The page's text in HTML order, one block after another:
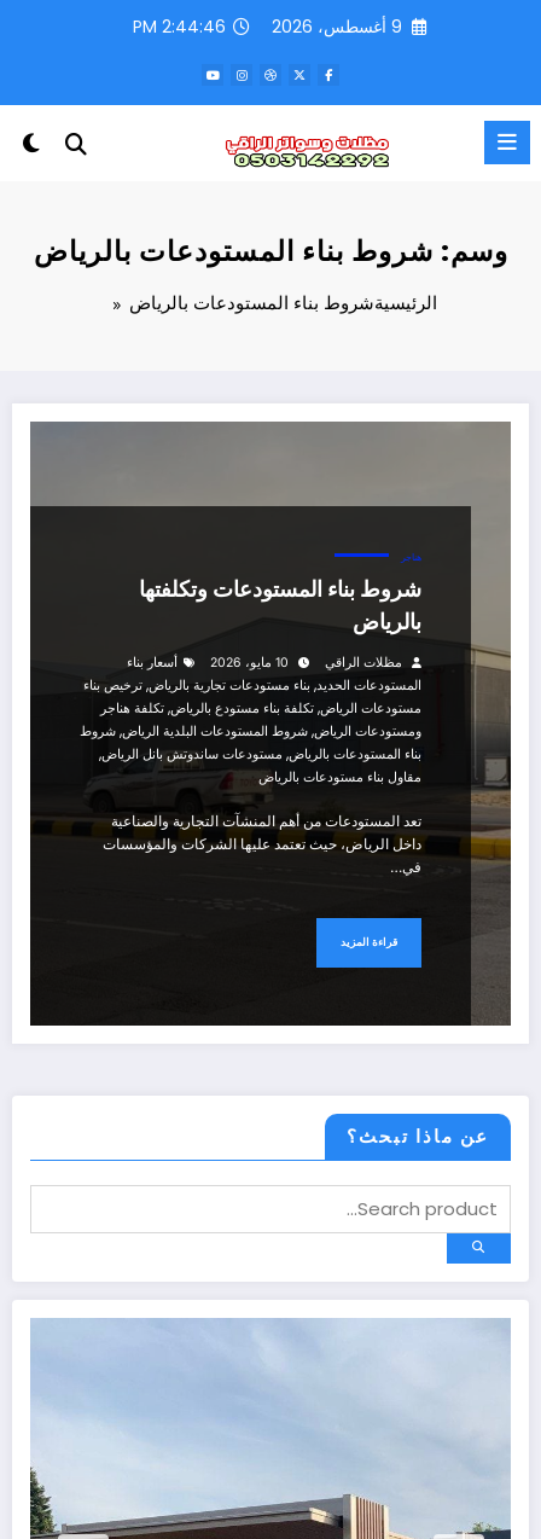
9 أغسطس، 2026 2:44:46 PM
وسم: شروط بناء المستودعات بالرياض
الرئيسيةشروط بناء المستودعات بالرياض
هناجر
شروط بناء المستودعات وتكلفتها
بالرياض
مظلات الراقي 10 مايو، 2026
أسعار بناء
المستودعات الحديد, بناء مستودعات تجارية بالرياض, ترخيص بناء
مستودعات الرياض, تكلفة بناء مستودع بالرياض, تكلفة هناجر
ومستودعات الرياض, شروط المستودعات البلدية الرياض, شروط
بناء المستودعات بالرياض, مستودعات ساندوتش بانل الرياض,
مقاول بناء مستودعات بالرياض
تعد المستودعات من أهم المنشآت التجارية والصناعية
داخل الرياض، حيث تعتمد عليها الشركات والمؤسسات
في…
قراءة المزيد
عن ماذا تبحث؟